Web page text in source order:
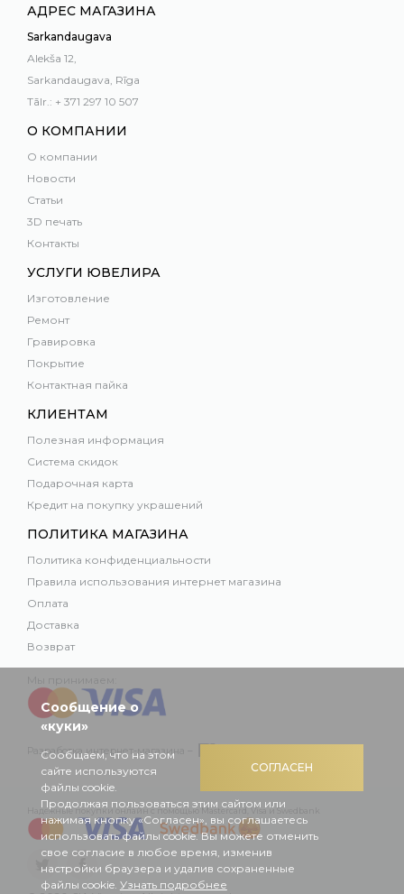
АДРЕС МАГАЗИНА
Sarkandaugava
Alekša 12,
Sarkandaugava, Rīga
Tālr.: + 371 297 10 507
О КОМПАНИИ
О компании
Новости
Статьи
3D печать
Контакты
УСЛУГИ ЮВЕЛИРА
Изготовление
Ремонт
Гравировка
Покрытие
Контактная пайка
КЛИЕНТАМ
Полезная информация
Система скидок
Подарочная карта
Кредит на покупку украшений
ПОЛИТИКА МАГАЗИНА
Политика конфиденциальности
Правила использования интернет магазина
Оплата
Доставка
Возврат
Разработка интернет-магазина –
Надежные покупки онлайн с помощью Mastercard, Visa и Swedbank
СОГЛАСЕН
Сообщение о
«куки»
Сообщаем, что на этом
сайте используются
файлы cookie.
Продолжая пользоваться этим сайтом или
нажимая кнопку «Согласен», вы соглашаетесь
использовать файлы cookie. Вы можете отменить
свое согласие в любое время, изменив
настройки браузера и удалив сохраненные
файлы cookie. Узнать подробнее